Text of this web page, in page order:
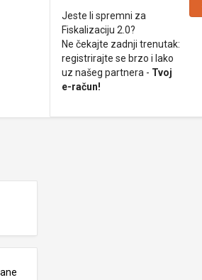
Jeste li spremni za
Fiskalizaciju 2.0?
Ne čekajte zadnji trenutak:
registrirajte se brzo i lako
uz našeg partnera - Tvoj
e-račun!